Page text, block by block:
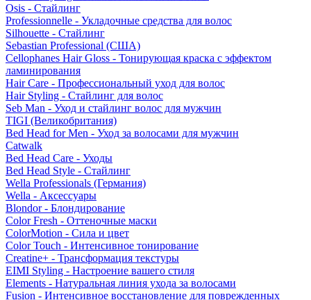
Osis - Стайлинг
Professionnelle - Укладочные средства для волос
Silhouette - Стайлинг
Sebastian Professional (США)
Cellophanes Hair Gloss - Тонирующая краска с эффектом
ламинирования
Hair Care - Профессиональный уход для волос
Hair Styling - Стайлинг для волос
Seb Man - Уход и стайлинг волос для мужчин
TIGI (Великобритания)
Bed Head for Men - Уход за волосами для мужчин
Catwalk
Bed Head Care - Уходы
Bed Head Style - Стайлинг
Wella Professionals (Германия)
Wella - Аксессуары
Blondor - Блондирование
Color Fresh - Оттеночные маски
ColorMotion - Сила и цвет
Color Touch - Интенсивное тонирование
Creatine+ - Трансформация текстуры
EIMI Styling - Настроение вашего стиля
Elements - Натуральная линия ухода за волосами
Fusion - Интенсивное восстановление для поврежденных